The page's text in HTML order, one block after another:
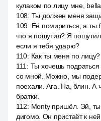
кулаком по лицу мне,
108: Ты должен меня
109: Её помириться, а ты
что я пошутил? Я
если я тебя ударю?
110: Как ты меня по лицу?
111 : Ты хочешь
со мной. Можно, мы
поехали. Ага. На, блин. А
братки.
112: Monty пришёл. Эй, ты
дигомо. Он пристаёт к